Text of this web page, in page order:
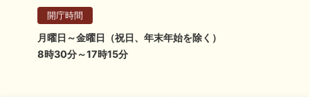
開庁時間
月曜日～金曜日（祝日、年末年始を除く）
8時30分～17時15分